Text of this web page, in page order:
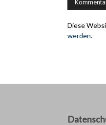
Diese
werden.